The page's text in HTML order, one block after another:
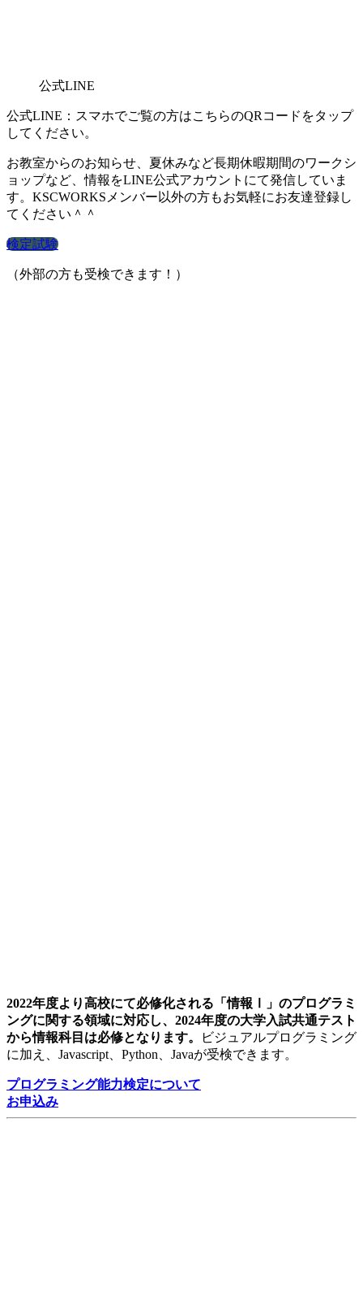
公式LINE
公式LINE：スマホでご覧の方はこちらのQRコードをタップ
してください。
お教室からのお知らせ、夏休みなど長期休暇期間のワークシ
ョップなど、情報をLINE公式アカウントにて発信していま
す。KSCWORKSメンバー以外の方もお気軽にお友達登録し
てください＾＾
検定試験
（外部の方も受検できます！）
2022年度より高校にて必修化される「情報Ⅰ」のプログラミ
ングに関する領域に対応し、2024年度の大学入試共通テスト
から情報科目は必修となります。
ビジュアルプログラミング
に加え、Javascript、Python、Javaが受検できます。
プログラミング能力検定について
お申込み